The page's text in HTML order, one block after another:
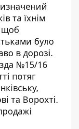
та їхнім
щоб
було
в дорозі.
№15/16
потяг
та Ворохті.